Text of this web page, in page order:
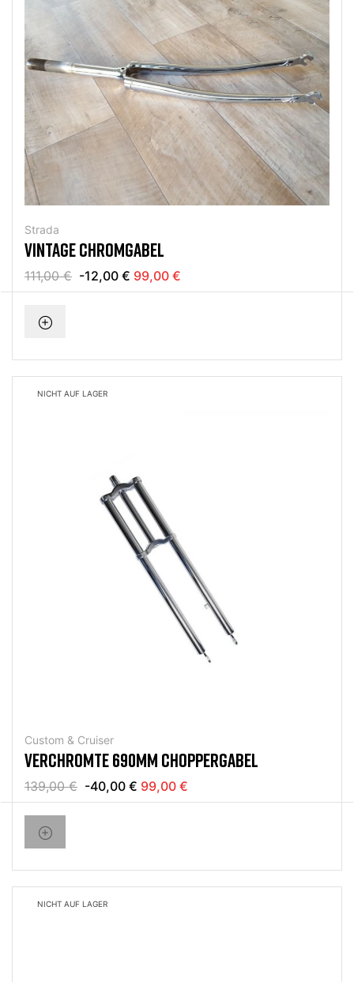
Strada
VINTAGE CHROMGABEL
111,00 € -12,00 € 99,00 €
NICHT AUF LAGER
Custom & Cruiser
VERCHROMTE 690MM CHOPPERGABEL
139,00 € -40,00 € 99,00 €
NICHT AUF LAGER